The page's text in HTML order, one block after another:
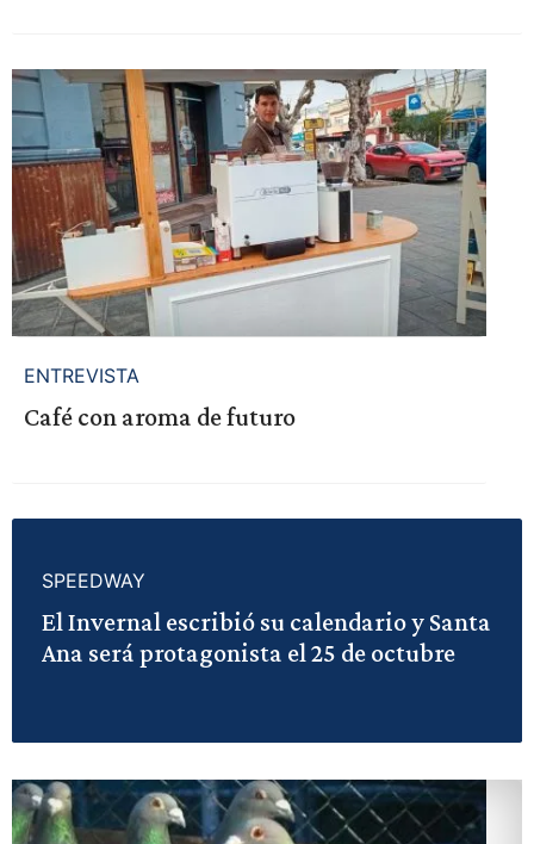
ENTREVISTA
Café con aroma de futuro
SPEEDWAY
El Invernal escribió su calendario y Santa
Ana será protagonista el 25 de octubre